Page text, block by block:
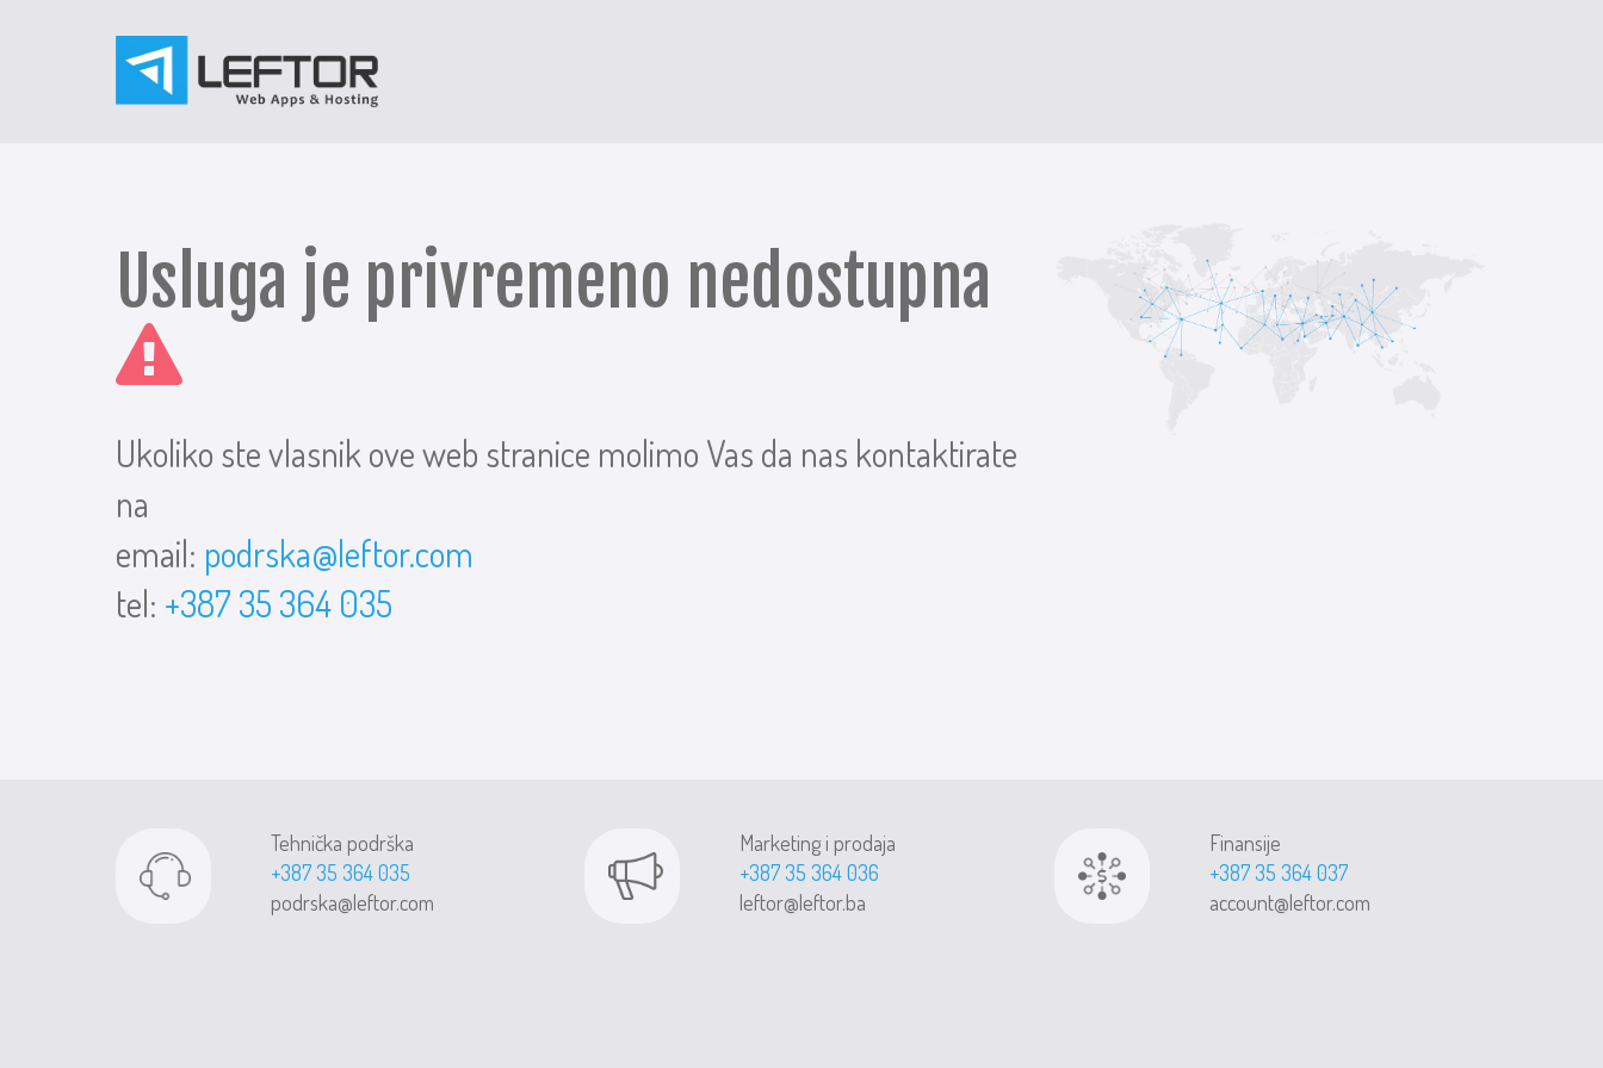
Usluga je privremeno nedostupna
Ukoliko ste vlasnik ove web stranice molimo Vas da nas kontaktirate
na
email: podrska@leftor.com
tel: +387 35 364 035
Tehnička podrška
+387 35 364 035
podrska@leftor.com
Marketing i prodaja
+387 35 364 036
leftor@leftor.ba
Finansije
+387 35 364 037
account@leftor.com